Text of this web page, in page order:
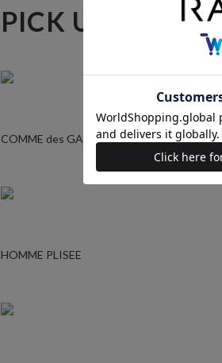
PICK UP BRAND
COMME des GARCONS
HOMME PLISEE